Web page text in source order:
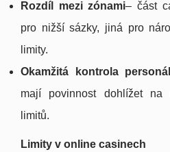
Rozdíl mezi zónami– část
pro nižší sázky, jiná pro
limity.
Okamžitá kontrola
mají povinnost dohlížet na
limitů.
Limity v online casinech